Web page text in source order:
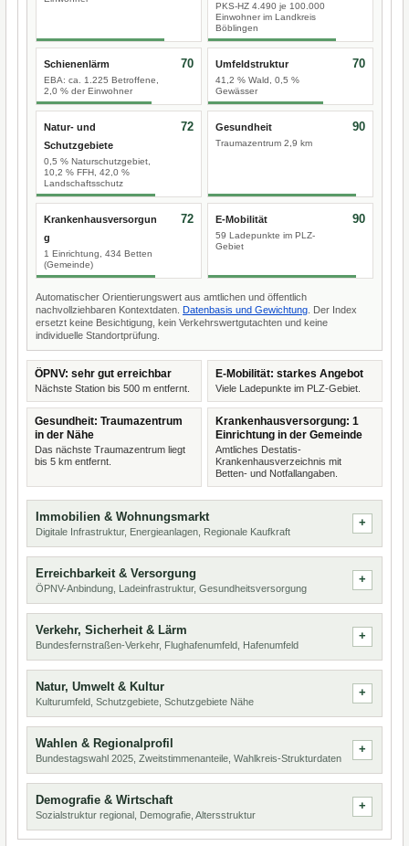
PKS-HZ 4.490 je 100.000
Einwohner im Landkreis
Böblingen
Schienenlärm
EBA: ca. 1.225 Betroffene,
2,0 % der Einwohner
70 Umfeldstruktur
41,2 % Wald, 0,5 %
Gewässer
70
Natur- und
Schutzgebiete
0,5 % Naturschutzgebiet,
10,2 % FFH, 42,0 %
Landschaftsschutz
72 Gesundheit
Traumazentrum 2,9 km
90
Krankenhausversorgun
g
1 Einrichtung, 434 Betten
(Gemeinde)
72 E-Mobilität
59 Ladepunkte im PLZ-
Gebiet
90
Automatischer Orientierungswert aus amtlichen und öffentlich
nachvollziehbaren Kontextdaten. Datenbasis und Gewichtung . Der Index
ersetzt keine Besichtigung, kein Verkehrswertgutachten und keine
individuelle Standortprüfung.
ÖPNV: sehr gut erreichbar
Nächste Station bis 500 m entfernt.
E-Mobilität: starkes Angebot
Viele Ladepunkte im PLZ-Gebiet.
Gesundheit: Traumazentrum
in der Nähe
Das nächste Traumazentrum liegt
bis 5 km entfernt.
Krankenhausversorgung: 1
Einrichtung in der Gemeinde
Amtliches Destatis-
Krankenhausverzeichnis mit
Betten- und Notfallangaben.
Immobilien & Wohnungsmarkt
Digitale Infrastruktur, Energieanlagen, Regionale Kaufkraft
Erreichbarkeit & Versorgung
ÖPNV-Anbindung, Ladeinfrastruktur, Gesundheitsversorgung
Verkehr, Sicherheit & Lärm
Bundesfernstraßen-Verkehr, Flughafenumfeld, Hafenumfeld
Natur, Umwelt & Kultur
Kulturumfeld, Schutzgebiete, Schutzgebiete Nähe
Wahlen & Regionalprofil
Bundestagswahl 2025, Zweitstimmenanteile, Wahlkreis-Strukturdaten
Demografie & Wirtschaft
Sozialstruktur regional, Demografie, Altersstruktur